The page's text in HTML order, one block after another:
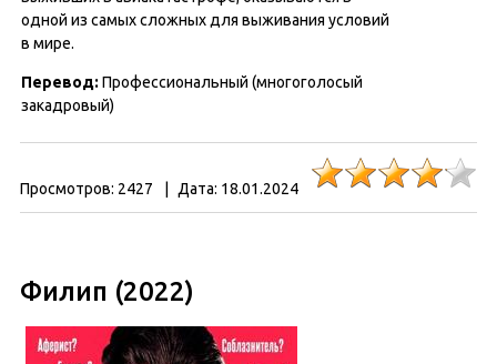
одной из самых сложных для выживания условий
в мире.
Перевод: Профессиональный (многоголосый
закадровый)
Просмотров: 2427 Дата: 18.01.2024
Филип (2022)